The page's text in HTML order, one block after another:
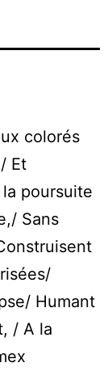
colorés
Et
poursuite
Sans
Humant
/ A la